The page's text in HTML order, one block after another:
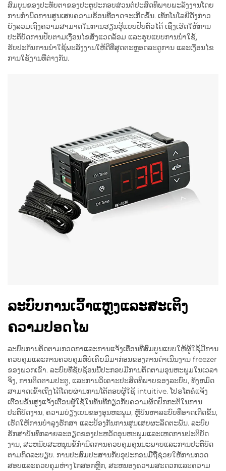
ສົມບູນຂອງປະທັບຕາຂອງປະຕູປະກອບສ່ວນຕໍ່ປະສິດທິພາບພະລັງງານໂດຍ
ການກໍານົດການສູນເສຍຄວາມຮ້ອນທີ່ອາດຈະເກີດຂຶ້ນ. ເທັກໂນໂລຍີດັ່ງກ່າວ
ຍັງລວມເຖິງຄວາມສາມາດໃນການຮຽນຮູ້ແບບປັບຕົວໄດ້ ເຊິ່ງເຮັດໃຫ້ການ
ປະຕິບັດການປັບຕາມເງື່ອນໄຂສິ່ງແວດລ້ອມ ແລະຮູບແບບການນຳໃຊ້,
ຮັບປະກັນການນຳໃຊ້ພະລັງງານໃຫ້ດີທີ່ສຸດຕະຫຼອດລະດູການ ແລະເງື່ອນໄຂ
ການໃຊ້ງານທີ່ຕ່າງກັນ.
ລະບົບການເວົ້າແຫຼງແລະສະເຕິງ
ຄວາມປອດໄພ
ລະບົບການຕິດຕາມກວດກາແລະການແຈ້ງເຕືອນທີ່ສົມບູນແບບໃຫ້ຜູ້ໃຊ້ມີການ
ຄວບຄຸມແລະການຄວບຄຸມທີ່ບໍ່ເຄີຍມີມາກ່ອນຂອງການດໍາເນີນງານ freezer
ຂອງພວກເຂົາ. ລະບົບທີ່ຊັບຊ້ອນນີ້ປະກອບມີການຕິດຕາມອຸນຫະພູມໃນເວລາ
ຈິງ, ການຕິດຕາມປະຕູ, ແລະການວິເຄາະປະສິດທິພາບຂອງລະບົບ, ທັງຫມົດ
ສາມາດເຂົ້າເຖິງໄດ້ໂດຍຜ່ານການໂຕ້ຕອບຜູ້ໃຊ້ intuitive. ໂປຣໂຕຄໍແຈ້ງ
ເຕືອນຂັ້ນສູງແຈ້ງເຕືອນຜູ້ໃຊ້ໃນທັນທີກ່ຽວກັບຄວາມຜິດປົກກະຕິໃນການ
ປະຕິບັດງານ, ຄວາມບ່ຽງເບນຂອງອຸນຫະພູມ, ຫຼືບັນຫາລະບົບທີ່ອາດເກີດຂຶ້ນ,
ເຮັດໃຫ້ການບຳລຸງຮັກສາ ແລະປ້ອງກັນການສູນເສຍຜະລິດຕະພັນ. ລະບົບ
ຮັກສາບັນທຶກລາຍລະອຽດຂອງປະຫວັດອຸນຫະພູມແລະເຫດການປະຕິບັດ
ງານ, ສະຫນັບສະຫນູນຂໍ້ກໍານົດການຄວບຄຸມຄຸນນະພາບແລະການປະຕິບັດ
ຕາມກົດລະບຽບ. ການປະສົມປະສານກັບອຸປະກອນມືຖືຊ່ວຍໃຫ້ການກວດ
ສອບແລະຄວບຄຸມຫ່າງໄກສອກຫຼີກ, ສະຫນອງຄວາມສະດວກແລະຄວາມ